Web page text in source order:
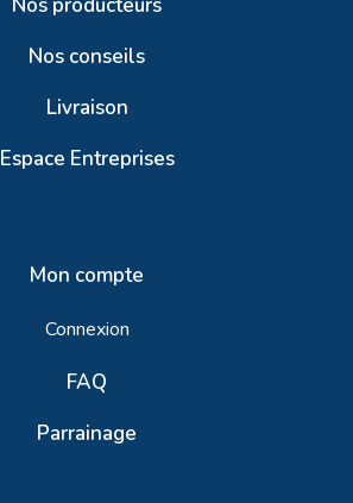
Nos conseils
Livraison
Espace Entreprises
Mon compte
Connexion
FAQ
Parrainage